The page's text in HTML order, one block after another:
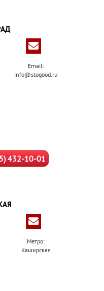
Email:
info@stogood.ru
432-10-01
Метро:
Каширская